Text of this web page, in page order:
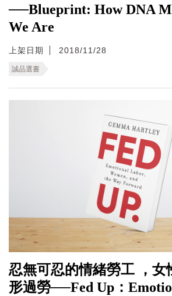
──Blueprint: How DNA
We Are
上架日期 2018/11/28
誠品選書
忍無可忍的情緒勞工 ，女
形過勞──Fed Up：